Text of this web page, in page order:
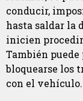
conducir,
hasta saldar la
inicien
También
bloquearse los
con el vehículo.